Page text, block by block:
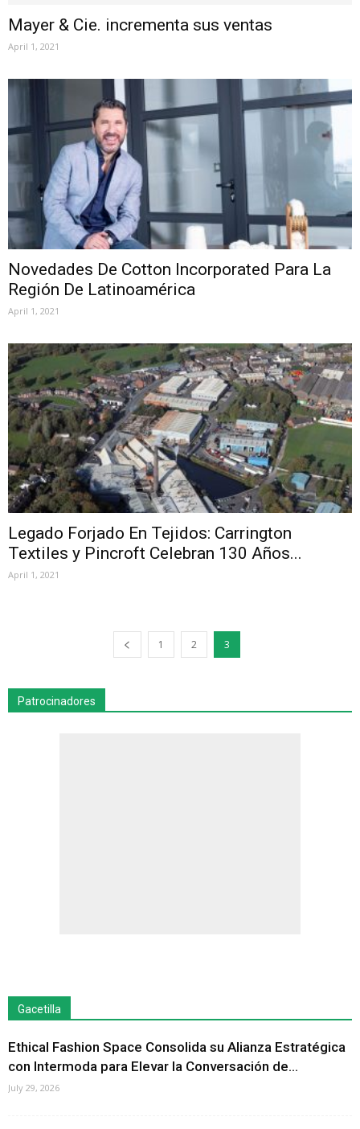
Mayer & Cie. incrementa sus ventas
April 1, 2021
Novedades De Cotton Incorporated Para La
Región De Latinoamérica
April 1, 2021
Legado Forjado En Tejidos: Carrington
Textiles y Pincroft Celebran 130 Años...
April 1, 2021
1 2 3
Patrocinadores
Gacetilla
Ethical Fashion Space Consolida su Alianza Estratégica
con Intermoda para Elevar la Conversación de...
July 29, 2026